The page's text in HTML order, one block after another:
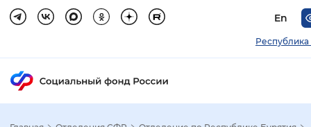
En
Республика